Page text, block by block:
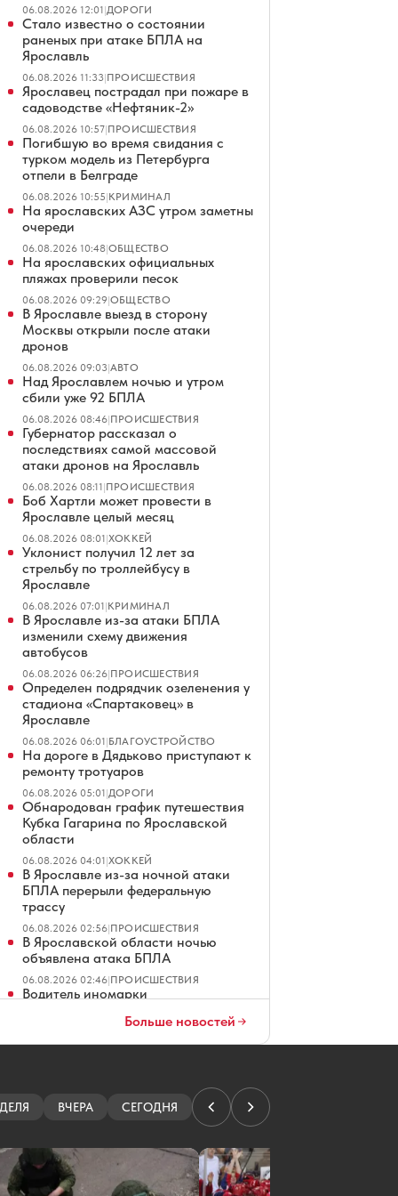
06.08.2026 12:01|ДОРОГИ
Стало известно о состоянии
раненых при атаке БПЛА на
Ярославль
06.08.2026 11:33|ПРОИСШЕСТВИЯ
Ярославец пострадал при пожаре в
садоводстве «Нефтяник-2»
06.08.2026 10:57|ПРОИСШЕСТВИЯ
Погибшую во время свидания с
турком модель из Петербурга
отпели в Белграде
06.08.2026 10:55|КРИМИНАЛ
На ярославских АЗС утром заметны
очереди
06.08.2026 10:48|ОБЩЕСТВО
На ярославских официальных
пляжах проверили песок
06.08.2026 09:29|ОБЩЕСТВО
В Ярославле выезд в сторону
Москвы открыли после атаки
дронов
06.08.2026 09:03|АВТО
Над Ярославлем ночью и утром
сбили уже 92 БПЛА
06.08.2026 08:46|ПРОИСШЕСТВИЯ
Губернатор рассказал о
последствиях самой массовой
атаки дронов на Ярославль
06.08.2026 08:11|ПРОИСШЕСТВИЯ
Боб Хартли может провести в
Ярославле целый месяц
06.08.2026 08:01|ХОККЕЙ
Уклонист получил 12 лет за
стрельбу по троллейбусу в
Ярославле
06.08.2026 07:01|КРИМИНАЛ
В Ярославле из-за атаки БПЛА
изменили схему движения
автобусов
06.08.2026 06:26|ПРОИСШЕСТВИЯ
Определен подрядчик озеленения у
стадиона «Спартаковец» в
Ярославле
06.08.2026 06:01|БЛАГОУСТРОЙСТВО
На дороге в Дядьково приступают к
ремонту тротуаров
06.08.2026 05:01|ДОРОГИ
Обнародован график путешествия
Кубка Гагарина по Ярославской
области
06.08.2026 04:01|ХОККЕЙ
В Ярославле из-за ночной атаки
БПЛА перерыли федеральную
трассу
06.08.2026 02:56|ПРОИСШЕСТВИЯ
В Ярославской области ночью
объявлена атака БПЛА
06.08.2026 02:46|ПРОИСШЕСТВИЯ
Водитель иномарки
фурой под Переславлем
05.08.2026 20:02|ПРОИСШЕСТВИЯ
05.08.2026 19:30 ДОРОГИ
Открытие бассейна «Лазурный» в
Ярославле состоится в 2027 году
05.08.2026 19:26 ЭКОНОМИКА
Благоустройство площади Юности
Больше новостей
ВЧЕРА СЕГОДНЯ